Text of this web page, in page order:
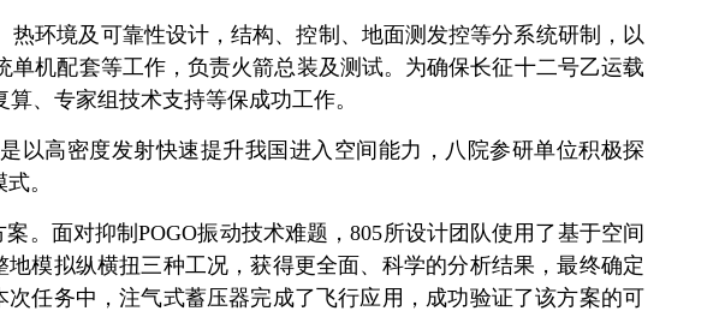
热环境及可靠性设计，结构、控制、地面测发控等分系统研制，以
机配套等工作，负责火箭总装及测试。为确保长征十二号乙运载
、专家组技术支持等保成功工作。
以高密度发射快速提升我国进入空间能力，八院参研单位积极探
。
。面对抑制POGO振动技术难题，805所设计团队使用了基于空间
模拟纵横扭三种工况，获得更全面、科学的分析结果，最终确定
任务中，注气式蓄压器完成了飞行应用，成功验证了该方案的可